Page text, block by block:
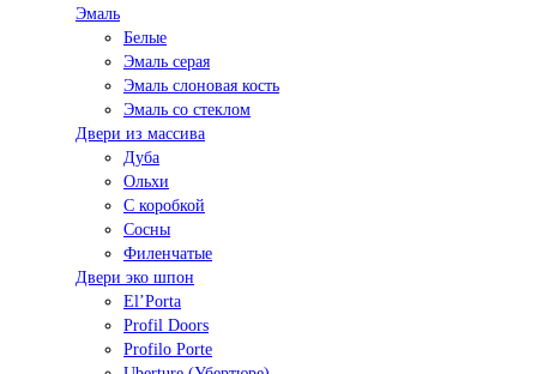
Эмаль
Белые
Эмаль серая
Эмаль слоновая кость
Эмаль со стеклом
Двери из массива
Дуба
Ольхи
С коробкой
Сосны
Филенчатые
Двери эко шпон
El’Porta
Profil Doors
Profilo Porte